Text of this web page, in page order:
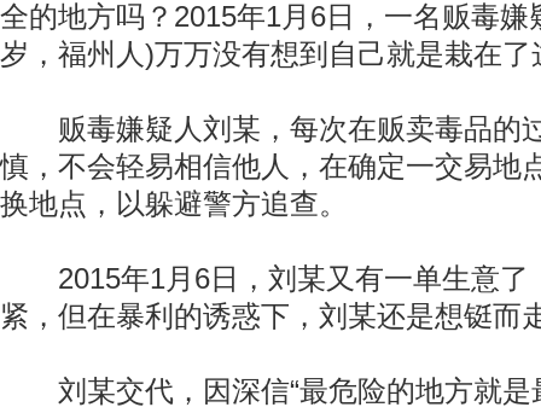
全的地方吗？2015年1月6日，一名贩毒嫌
岁，福州人)万万没有想到自己就是栽在了
贩毒嫌疑人刘某，每次在贩卖毒品的
慎，不会轻易相信他人，在确定一交易地
换地点，以躲避警方追查。
2015年1月6日，刘某又有一单生意了
紧，但在暴利的诱惑下，刘某还是想铤而
刘某交代，因深信“最危险的地方就是